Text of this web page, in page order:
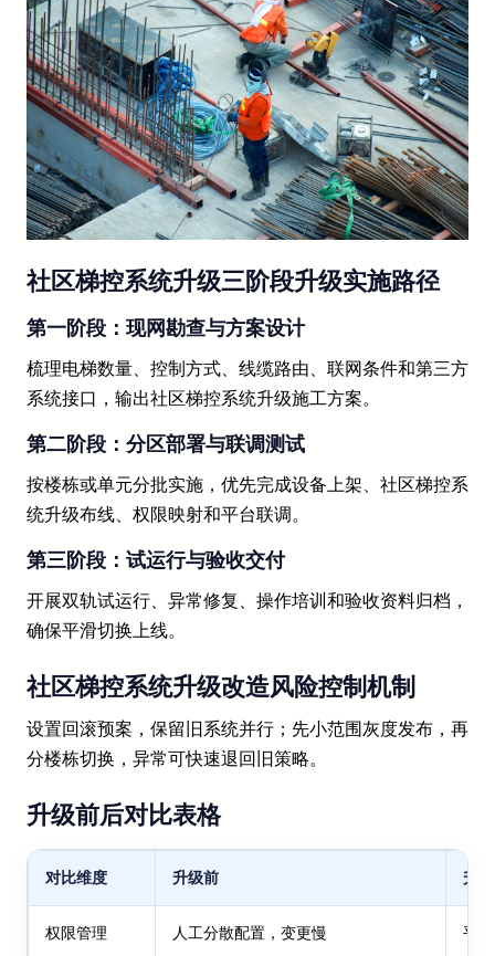
社区梯控系统升级三阶段升级实施路径
第一阶段：现网勘查与方案设计
梳理电梯数量、控制方式、线缆路由、联网条件和第三方
系统接口，输出社区梯控系统升级施工方案。
第二阶段：分区部署与联调测试
按楼栋或单元分批实施，优先完成设备上架、社区梯控系
统升级布线、权限映射和平台联调。
第三阶段：试运行与验收交付
开展双轨试运行、异常修复、操作培训和验收资料归档，
确保平滑切换上线。
社区梯控系统升级改造风险控制机制
设置回滚预案，保留旧系统并行；先小范围灰度发布，再
分楼栋切换，异常可快速退回旧策略。
升级前后对比表格
对比维度 升级前 升
权限管理 人工分散配置，变更慢 平